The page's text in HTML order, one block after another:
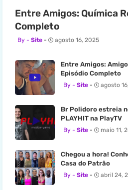
Entre Amigos: Química
Completo
Site agosto 16, 2025
Entre Amigos:
Episódio Completo
Site agosto
Br Polidoro estreia
PLAYHIT na PlayTV
Site maio 11,
Chegou a hora!
Casa do Patrão
Site abril 24,